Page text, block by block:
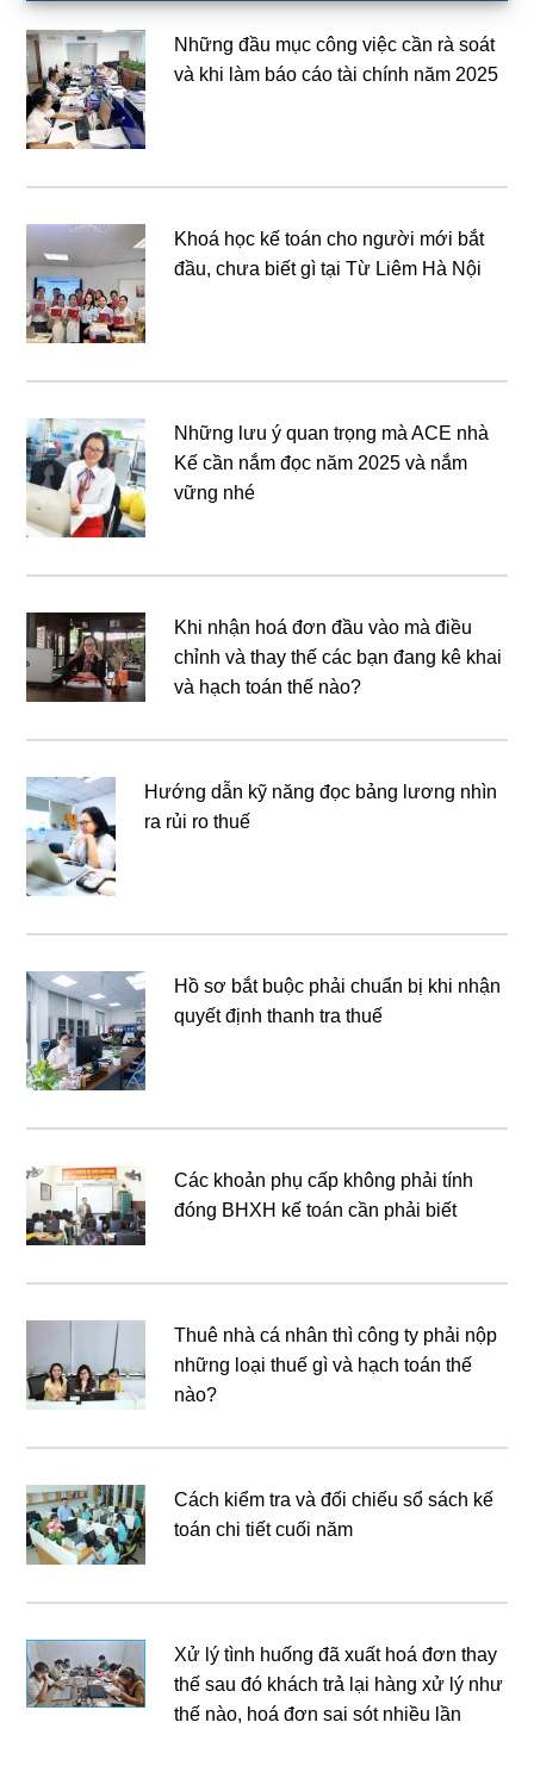
Những đầu mục công việc cần rà soát
và khi làm báo cáo tài chính năm 2025
Khoá học kế toán cho người mới bắt
đầu, chưa biết gì tại Từ Liêm Hà Nội
Những lưu ý quan trọng mà ACE nhà
Kế cần nắm đọc năm 2025 và nắm
vững nhé
Khi nhận hoá đơn đầu vào mà điều
chỉnh và thay thế các bạn đang kê khai
và hạch toán thế nào?
Hướng dẫn kỹ năng đọc bảng lương nhìn
ra rủi ro thuế
Hồ sơ bắt buộc phải chuẩn bị khi nhận
quyết định thanh tra thuế
Các khoản phụ cấp không phải tính
đóng BHXH kế toán cần phải biết
Thuê nhà cá nhân thì công ty phải nộp
những loại thuế gì và hạch toán thế
nào?
Cách kiểm tra và đối chiếu sổ sách kế
toán chi tiết cuối năm
Xử lý tình huống đã xuất hoá đơn thay
thế sau đó khách trả lại hàng xử lý như
thế nào, hoá đơn sai sót nhiều lần